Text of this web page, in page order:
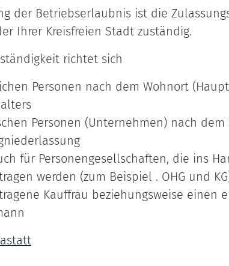
der Betriebserlaubnis ist die
Ihrer Kreisfreien Stadt zuständig.
richtet sich
Personen nach dem Wohnort
Personen (Unternehmen) nach dem
für Personengesellschaften, die ins
werden (zum Beispiel . OHG und
Kauffrau beziehungsweise einen